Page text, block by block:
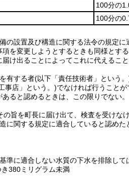
100分の
100分の
設置及び構造に関する法令の規定
を変更しようとするときも同様とする
け出ることによってこれに代えること
有する者(以下「責任技術者」という
事店」という。)でなければ行うことが
ると認めるときは、この限りでない。
旨を町長に届け出て、検査を受けなけ
関する規定に適合していると認め
に適合しない水質の下水を排除して
380ミリグラム未満